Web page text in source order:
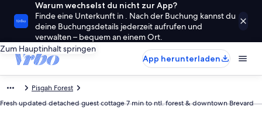
Warum wechselst du nicht zur App?
Finde eine Unterkunft in . Nach der Buchung kannst du
deine Buchungsdetails jederzeit aufrufen und
verwalten – bequem an einem Ort.
Zum Hauptinhalt springen
App herunterladen
Pisgah Forest
Fresh updated detached guest cottage 7 min to ntl. forest & downtown Brevard